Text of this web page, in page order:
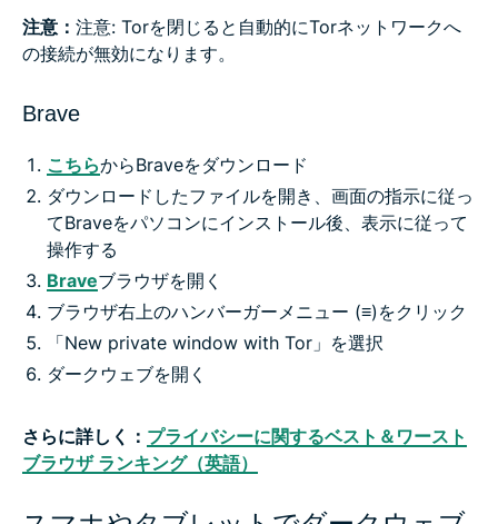
注意： 注意: Torを閉じると自動的にTorネットワークへ
の接続が無効になります。
Brave
こちらからBraveをダウンロード
ダウンロードしたファイルを開き、画面の指示に従っ
てBraveをパソコンにインストール後、表示に従って
操作する
Braveブラウザを開く
ブラウザ右上のハンバーガーメニュー (≡)をクリック
「New private window with Tor」を選択
ダークウェブを開く
さらに詳しく： プライバシーに関するベスト＆ワースト
ブラウザ ランキング（英語）